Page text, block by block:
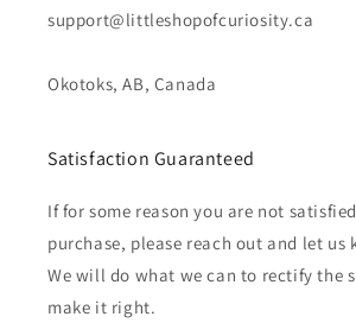
support@littleshopofcuriosity.ca
Okotoks, AB, Canada
Satisfaction Guaranteed
If for some reason you are not
purchase, please reach out and let us
We will do what we can to rectify the
make it right.